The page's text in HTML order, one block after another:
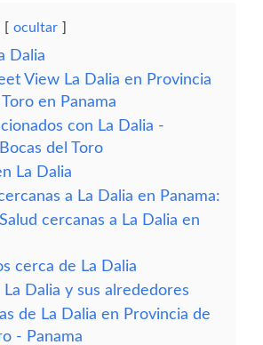
ocultar
Dalia
View La Dalia en Provincia
en Panama
con La Dalia -
del Toro
La Dalia
a La Dalia en Panama:
cercanas a La Dalia en
cerca de La Dalia
Dalia y sus alrededores
de La Dalia en Provincia de
- Panama